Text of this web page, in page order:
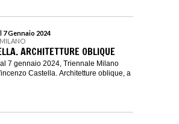
7 Gennaio 2024
MILANO
ARCHITETTURE OBLIQUE
7 gennaio 2024, Triennale Milano
Castella. Architetture oblique, a